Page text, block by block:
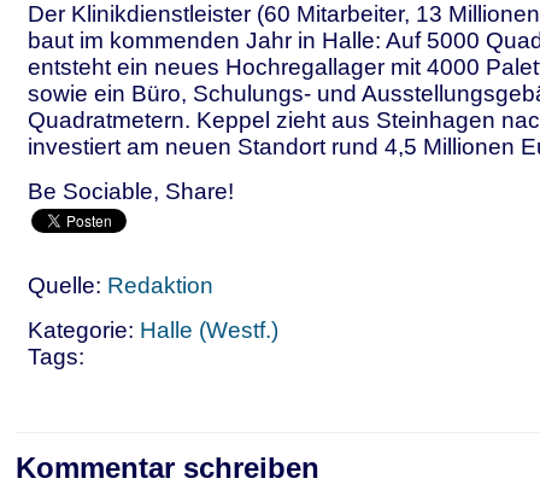
Der Klinikdienstleister (60 Mitarbeiter, 13
baut im kommenden Jahr in Halle: Auf 5000
entsteht ein neues Hochregallager mit 4000
sowie ein Büro, Schulungs- und
Quadratmetern. Keppel zieht aus Steinhagen
investiert am neuen Standort rund 4,5 Millionen
Be Sociable, Share!
Quelle: Redaktion
Kategorie: Halle (Westf.)
Tags:
Kommentar schreiben